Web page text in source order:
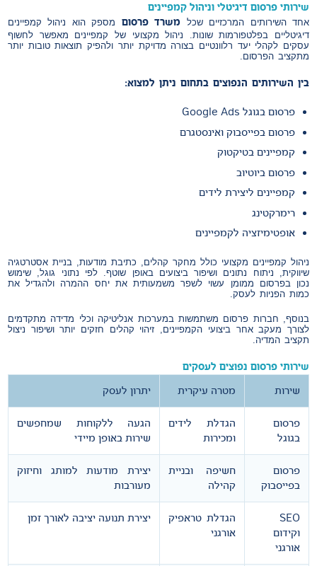
שירותי פרסום דיגיטלי וניהול קמפיינים
אחד השירותים המרכזיים שכל משרד פרסום מספק הוא ניהול קמפיינים
דיגיטליים בפלטפורמות שונות. ניהול מקצועי של קמפיינים מאפשר לחשוף
עסקים לקהלי יעד רלוונטיים בצורה מדויקת יותר ולהפיק תוצאות טובות יותר
מתקציב הפרסום.
בין השירותים הנפוצים בתחום ניתן למצוא:
פרסום בגוגל Google Ads
פרסום בפייסבוק ואינסטגרם
קמפיינים בטיקטוק
פרסום ביוטיוב
קמפיינים ליצירת לידים
רימרקטינג
אופטימיזציה לקמפיינים
ניהול קמפיינים מקצועי כולל מחקר קהלים, כתיבת מודעות, בניית אסטרטגיה
שיווקית, ניתוח נתונים ושיפור ביצועים באופן שוטף. לפי נתוני גוגל, שימוש
נכון בפרסום ממומן עשוי לשפר משמעותית את יחס ההמרה ולהגדיל את
כמות הפניות לעסק.
בנוסף, חברות פרסום משתמשות במערכות אנליטיקה וכלי מדידה מתקדמים
לצורך מעקב אחר ביצועי הקמפיינים, זיהוי קהלים חזקים יותר ושיפור ניצול
תקציב המדיה.
שירותי פרסום נפוצים לעסקים
שירות
מטרה עיקרית יתרון לעסק
פרסום
בגוגל
הגדלת לידים
ומכירות
הגעה ללקוחות שמחפשים
שירות באופן מיידי
פרסום
בפייסבוק
חשיפה ובניית
קהילה
יצירת מודעות למותג וחיזוק
מעורבות
SEO
וקידום
אורגני
הגדלת טראפיק
אורגני
יצירת תנועה יציבה לאורך זמן